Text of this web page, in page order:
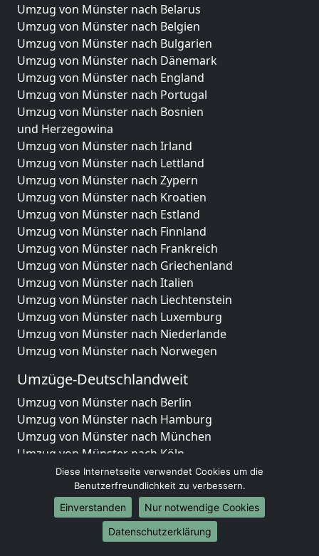
Umzug von Münster nach Belarus
Umzug von Münster nach Belgien
Umzug von Münster nach Bulgarien
Umzug von Münster nach Dänemark
Umzug von Münster nach England
Umzug von Münster nach Portugal
Umzug von Münster nach Bosnien
und Herzegowina
Umzug von Münster nach Irland
Umzug von Münster nach Lettland
Umzug von Münster nach Zypern
Umzug von Münster nach Kroatien
Umzug von Münster nach Estland
Umzug von Münster nach Finnland
Umzug von Münster nach Frankreich
Umzug von Münster nach Griechenland
Umzug von Münster nach Italien
Umzug von Münster nach Liechtenstein
Umzug von Münster nach Luxemburg
Umzug von Münster nach Niederlande
Umzug von Münster nach Norwegen
Umzüge-Deutschlandweit
Umzug von Münster nach Berlin
Umzug von Münster nach Hamburg
Umzug von Münster nach München
Umzug von Münster nach Köln
Umzug von Münster nach Frankfurt am Main
Umzug von Münster nach Stuttgart
Umzug von Münster nach Düsseldorf
Umzug von Münster nach Leipzig
Umzug von Münster nach Dortmund
Diese Internetseite verwendet Cookies um die
Benutzerfreundlichkeit zu verbessern.
Einverstanden
Nur notwendige Cookies
Datenschutzerklärung